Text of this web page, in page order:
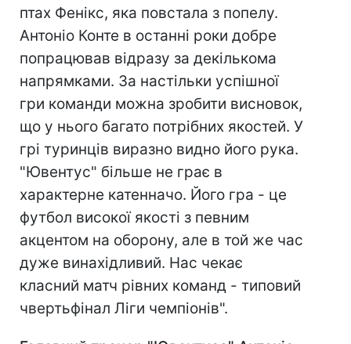
птах Фенікс, яка повстала з попелу.
Антоніо Конте в останні роки добре
попрацював відразу за декількома
напрямками. За настільки успішної
гри команди можна зробити висновок,
що у нього багато потрібних якостей. У
грі туринців виразно видно його рука.
"Ювентус" більше не грає в
характерне катенначо. Його гра - це
футбол високої якості з певним
акцентом на оборону, але в той же час
дуже винахідливий. Нас чекає
класний матч рівних команд - типовий
чвертьфінал Ліги чемпіонів".